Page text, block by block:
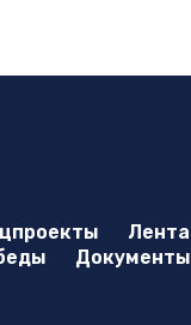
Лента
Документы